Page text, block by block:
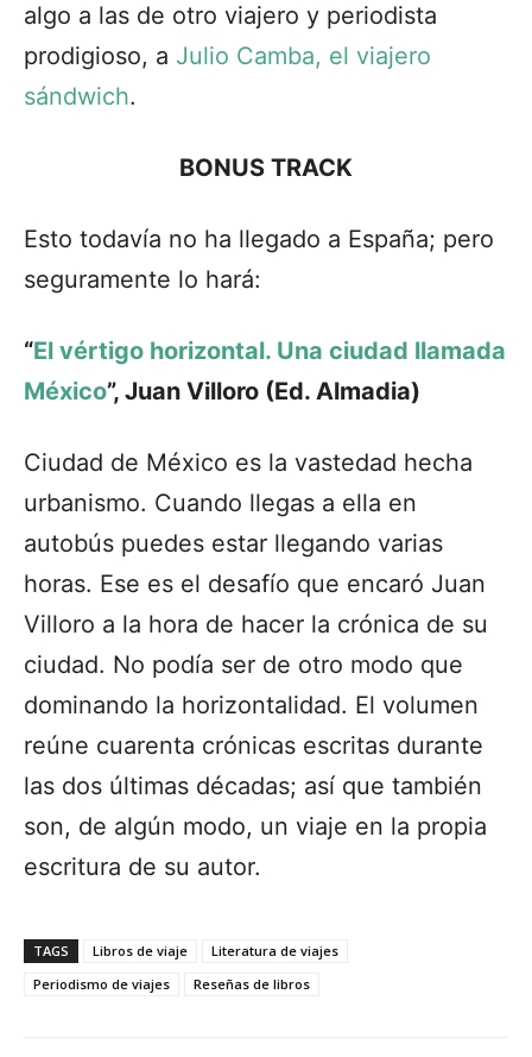
algo a las de otro viajero y periodista
prodigioso, a Julio Camba, el viajero
sándwich.
BONUS TRACK
Esto todavía no ha llegado a España; pero
seguramente lo hará:
“El vértigo horizontal. Una ciudad llamada
México”, Juan Villoro (Ed. Almadia)
Ciudad de México es la vastedad hecha
urbanismo. Cuando llegas a ella en
autobús puedes estar llegando varias
horas. Ese es el desafío que encaró Juan
Villoro a la hora de hacer la crónica de su
ciudad. No podía ser de otro modo que
dominando la horizontalidad. El volumen
reúne cuarenta crónicas escritas durante
las dos últimas décadas; así que también
son, de algún modo, un viaje en la propia
escritura de su autor.
TAGS Libros de viaje
Literatura de viajes
Periodismo de viajes
Reseñas de libros